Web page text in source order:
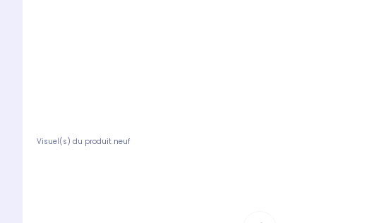
Visuel(s) du produit neuf